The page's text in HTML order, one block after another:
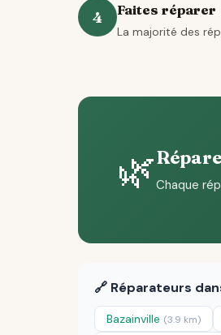
4 Faites réparer
La majorité des
🌿Chaque
🔗 Réparateurs
Bazainville (3.9 km)